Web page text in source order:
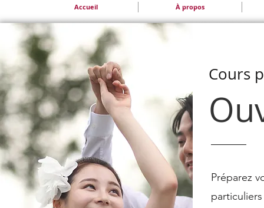
Accueil À propos
Cours
Préparez